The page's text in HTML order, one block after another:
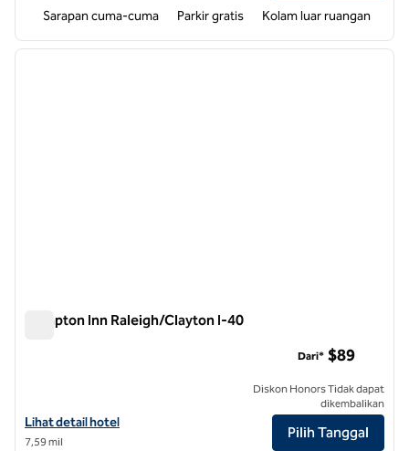
Sarapan cuma-cuma Parkir gratis Kolam luar ruangan
1 dari 12
Hampton Inn Raleigh/Clayton I-40
Lihat detail hotel untuk Hampton Inn Raleigh/Clayton I-40
Lihat detail hotel
7,59 mil
Dari* $89
Diskon Honors Tidak dapat
dikembalikan
Pilih Tanggal